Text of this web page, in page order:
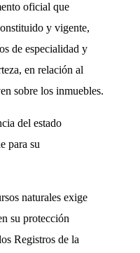
oficial que
y vigente,
de especialidad y
en relación al
sobre los inmuebles.
del estado
para su
naturales exige
su protección
Registros de la